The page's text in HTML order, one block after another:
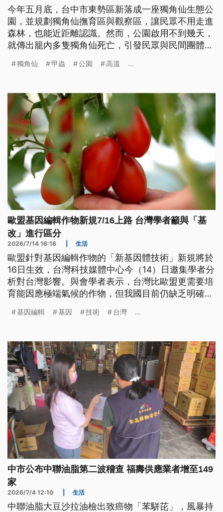
今年五月底，台中市東勢區新落成一座獨角仙生態公
園，並規劃獨角仙撫育區與觀察區，讓民眾不用走進
森林，也能近距離認識。然而，公園啟用不到幾天，
就傳出籠內多隻獨角仙死亡，引發民眾與民間團體質
獨角仙 甲蟲 公園 高溫 ...
歐盟基因編輯作物新規7/16上路 台灣學者籲與「基
改」進行區分
2026/7/14 16:16 生活
歐盟針對基因編輯作物的「新基因體技術」新規將於
16日生效，台灣科技媒體中心今（14）日邀集學者分
析對台灣影響。與會學者表示，台灣比歐盟更需要培
育能因應極端氣候的作物，但我國目前仍缺乏明確區
灣農業競爭力，也會難以有效落實進口糧食檢驗與管
基因編輯 基因 技術 台灣 ...
中市公布中聯油脂第二波稽查 福壽供應業者增至149
家
2026/7/4 12:10 生活
中聯油脂大豆沙拉油檢出致癌物「苯駢芘」，風暴持